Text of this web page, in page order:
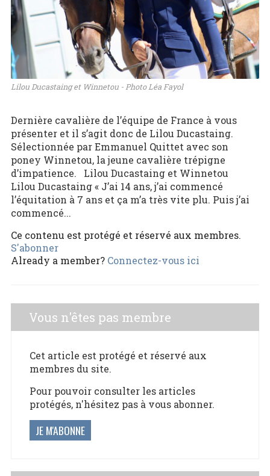
Lilou Ducastaing et Winnetou - Photo Léa Fayol
Dernière cavalière de l’équipe de France à vous
présenter et il s’agit donc de Lilou Ducastaing.
Sélectionnée par Emmanuel Quittet avec son
poney Winnetou, la jeune cavalière trépigne
d’impatience. Lilou Ducastaing et Winnetou
Lilou Ducastaing « J’ai 14 ans, j’ai commencé
l’équitation à 7 ans et ça m’a très vite plu. Puis j’ai
commencé...
Ce contenu est protégé et réservé aux membres.
S'abonner
Already a member? Connectez-vous ici
Vous n'êtes pas membre
Cet article est protégé et réservé aux
membres du site.
Pour pouvoir consulter les articles
protégés, n'hésitez pas à vous abonner.
JE M'ABONNE